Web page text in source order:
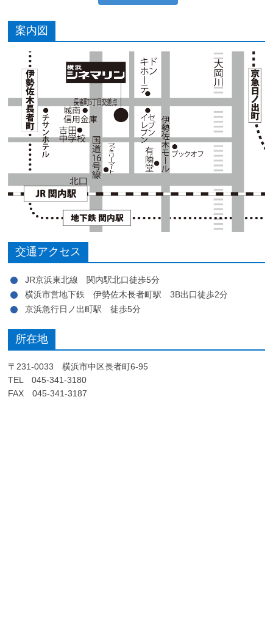
案内図
交通アクセス
JR京浜東北線 関内駅北口徒歩5分
横浜市営地下鉄 伊勢佐木長者町駅 3B出口徒歩2分
京浜急行日ノ出町駅 徒歩5分
所在地
〒231-0033 横浜市中区長者町6-95
TEL 045-341-3180
FAX 045-341-3187